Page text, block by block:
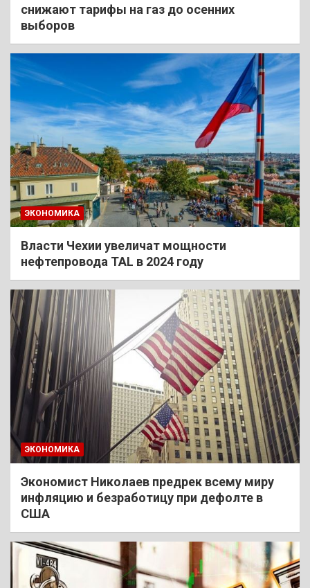
снижают тарифы на газ до осенних
выборов
ЭКОНОМИКА
Власти Чехии увеличат мощности
нефтепровода TAL в 2024 году
ЭКОНОМИКА
Экономист Николаев предрек всему миру
инфляцию и безработицу при дефолте в
США